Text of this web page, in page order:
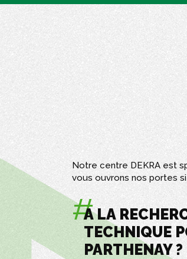
Notre centre DEKRA est
vous ouvrons nos portes
A LA
TECHNIQUE
PARTHENAY ?